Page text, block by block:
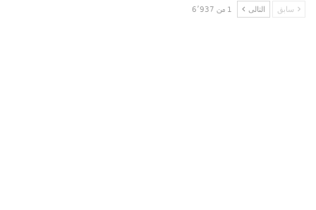
سابق التالى 1 من 6٬937